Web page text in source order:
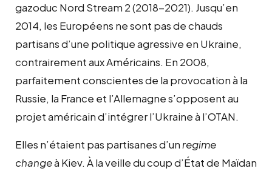
gazoduc Nord Stream 2 (2018-2021). Jusqu’en
2014, les Européens ne sont pas de chauds
partisans d’une politique agressive en Ukraine,
contrairement aux Américains. En 2008,
parfaitement conscientes de la provocation à la
Russie, la France et l’Allemagne s’opposent au
projet américain d’intégrer l’Ukraine à l’OTAN.
Elles n’étaient pas partisanes d’unregime
changeà Kiev. À la veille du coup d’État de Maïdan